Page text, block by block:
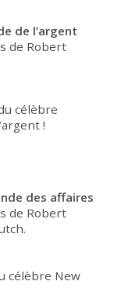
de l’argent
de Robert
célèbre
!
des affaires
de Robert
célèbre New